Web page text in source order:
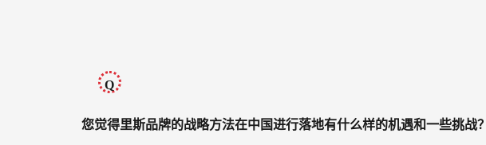
Q
您觉得里斯品牌的战略方法在中国进行落地有什么样的机遇和一些挑战？